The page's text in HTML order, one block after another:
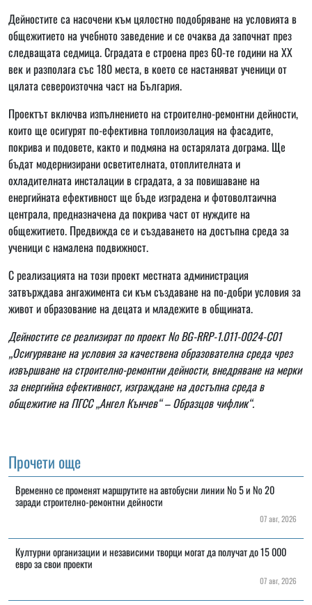
Дейностите са насочени към цялостно подобряване на условията в
общежитието на учебното заведение и се очаква да започнат през
следващата седмица. Сградата е строена през 60-те години на XX
век и разполага със 180 места, в което се настаняват ученици от
цялата североизточна част на България.
Проектът включва изпълнението на строително-ремонтни дейности,
които ще осигурят по-ефективна топлоизолация на фасадите,
покрива и подовете, както и подмяна на остарялата дограма. Ще
бъдат модернизирани осветителната, отоплителната и
охладителната инсталации в сградата, а за повишаване на
енергийната ефективност ще бъде изградена и фотоволтаична
централа, предназначена да покрива част от нуждите на
общежитието. Предвижда се и създаването на достъпна среда за
ученици с намалена подвижност.
С реализацията на този проект местната администрация
затвърждава ангажимента си към създаване на по-добри условия за
живот и образование на децата и младежите в общината.
Дейностите се реализират по проект № BG-RRP-1.011-0024-C01
„Осигуряване на условия за качествена образователна среда чрез
извършване на строително-ремонтни дейности, внедряване на мерки
за енергийна ефективност, изграждане на достъпна среда в
общежитие на ПГСС „Ангел Кънчев“ – Образцов чифлик“.
Прочети още
Временно се променят маршрутите на автобусни линии № 5 и № 20
заради строително-ремонтни дейности
07 авг, 2026
Културни организации и независими творци могат да получат до 15 000
евро за свои проекти
07 авг, 2026